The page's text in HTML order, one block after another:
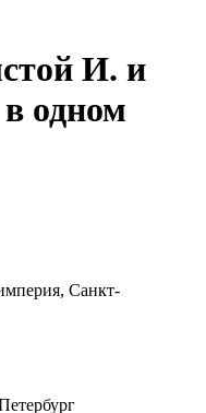
И. и
одном
Санкт-